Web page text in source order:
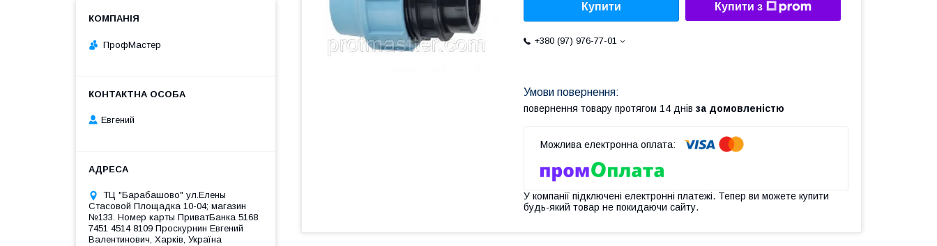
Купити Купити з
+380 (97) 976-77-01
повернення товару протягом 14 днів за домовленістю
У компанії підключені електронні платежі. Тепер ви можете купити
будь-який товар не покидаючи сайту.
ПрофМастер
Евгений
ТЦ "Барабашово" ул.Елены
Стасовой Площадка 10-04; магазин
№133. Номер карты ПриватБанка 5168
7451 4514 8109 Проскурнин Евгений
Валентинович, Харків, Україна